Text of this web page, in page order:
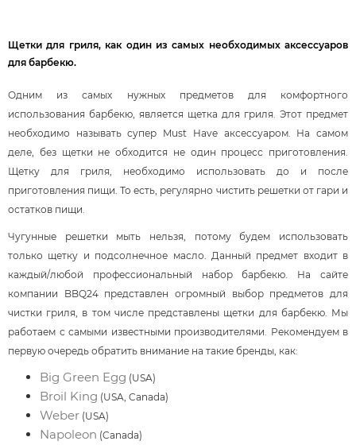
Щетки для гриля, как один из самых необходимых аксессуаров
для барбекю.
Одним из самых нужных предметов для комфортного
использования барбекю, является щетка для гриля. Этот предмет
необходимо называть супер Must Have аксессуаром. На самом
деле, без щетки не обходится не один процесс приготовления.
Щетку для гриля, необходимо использовать до и после
приготовления пищи. То есть, регулярно чистить решетки от гари и
остатков пищи.
Чугунные решетки мыть нельзя, потому будем использовать
только щетку и подсолнечное масло. Данный предмет входит в
каждый/любой профессиональный набор барбекю. На сайте
компании BBQ24 представлен огромный выбор предметов для
чистки гриля, в том числе представлены щетки для барбекю. Мы
работаем с самыми известными производителями. Рекомендуем в
первую очередь обратить внимание на такие бренды, как:
Big Green Egg (USA)
Broil King (USA, Canada)
Weber (USA)
Napoleon (Canada)